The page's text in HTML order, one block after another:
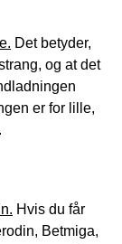
Det betyder,
og at det
er for lille,
Hvis du får
Betmiga,